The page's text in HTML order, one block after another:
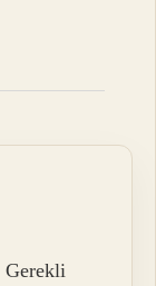
Gerekli